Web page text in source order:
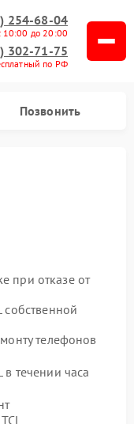
254-68-04
10:00 до 20:00
302-71-75
по РФ
Позвонить
при отказе от
собственной
телефонов
течении часа